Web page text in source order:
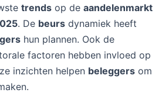
trends op de aandelenmarkt
. De beurs dynamiek heeft
hun plannen. Ook de
factoren hebben invloed op
inzichten helpen beleggers om